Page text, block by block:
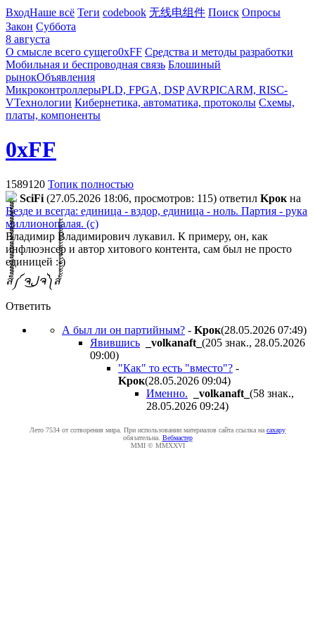
ВходНаше всё Теги codebook 无线电组件 Поиск Опросы
Закон Суббота
8 августа
О смысле всего сущего0xFF Средства и методы разработки
Мобильная и беспроводная связь Блошиный
рынокОбъявления
МикроконтроллерыPLD, FPGA, DSP AVRPICARM, RISC-
VТехнологии Кибернетика, автоматика, протоколы Схемы,
платы, компоненты
0xFF
1589120 Топик полностью
SciFi (27.05.2026 18:06, просмотров: 115) ответил Kpoк на
Везде и всегда: единица - вздор, единица - ноль. Партия - рука
миллионопалая. (с)
Владимир Владимирович лукавил. К примеру, он, как
инфлюэнсер и автор хитового контента, сам был не просто
единицей :-)
ส็็็็็็็็็็็็็็็็็็็็็็็็็༼ ຈل͜ຈ༽ส้้้้้้้้้้้้้้้้้้้้้้้
Ответить
А был ли он партийным? - Kpoк(28.05.2026 07:49)
Явившись
_volkanaft_ (205 знак., 28.05.2026
09:00)
"Как" то есть "вместо"? -
Kpoк(28.05.2026 09:04)
Именно.
_volkanaft_ (58 знак.,
28.05.2026 09:24)
Лето 7534 от сотворения мира. При использовании материалов сайта ссылка на caxapу
обязательна. Вебмастер
MMI © MMXXVI